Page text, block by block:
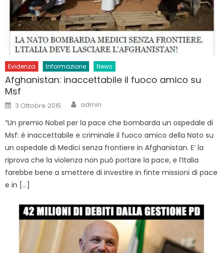
Evidenza Informazione News
Afghanistan: inaccettabile il fuoco amico su
Msf
Posted
on
3 Ottobre 2015 Author
admin
“Un premio Nobel per la pace che bombarda un ospedale di
Msf: è inaccettabile e criminale il fuoco amico della Nato su
un ospedale di Medici senza frontiere in Afghanistan. E’ la
riprova che la violenza non può portare la pace, e l’Italia
farebbe bene a smettere di investire in finte missioni di pace
e in […]